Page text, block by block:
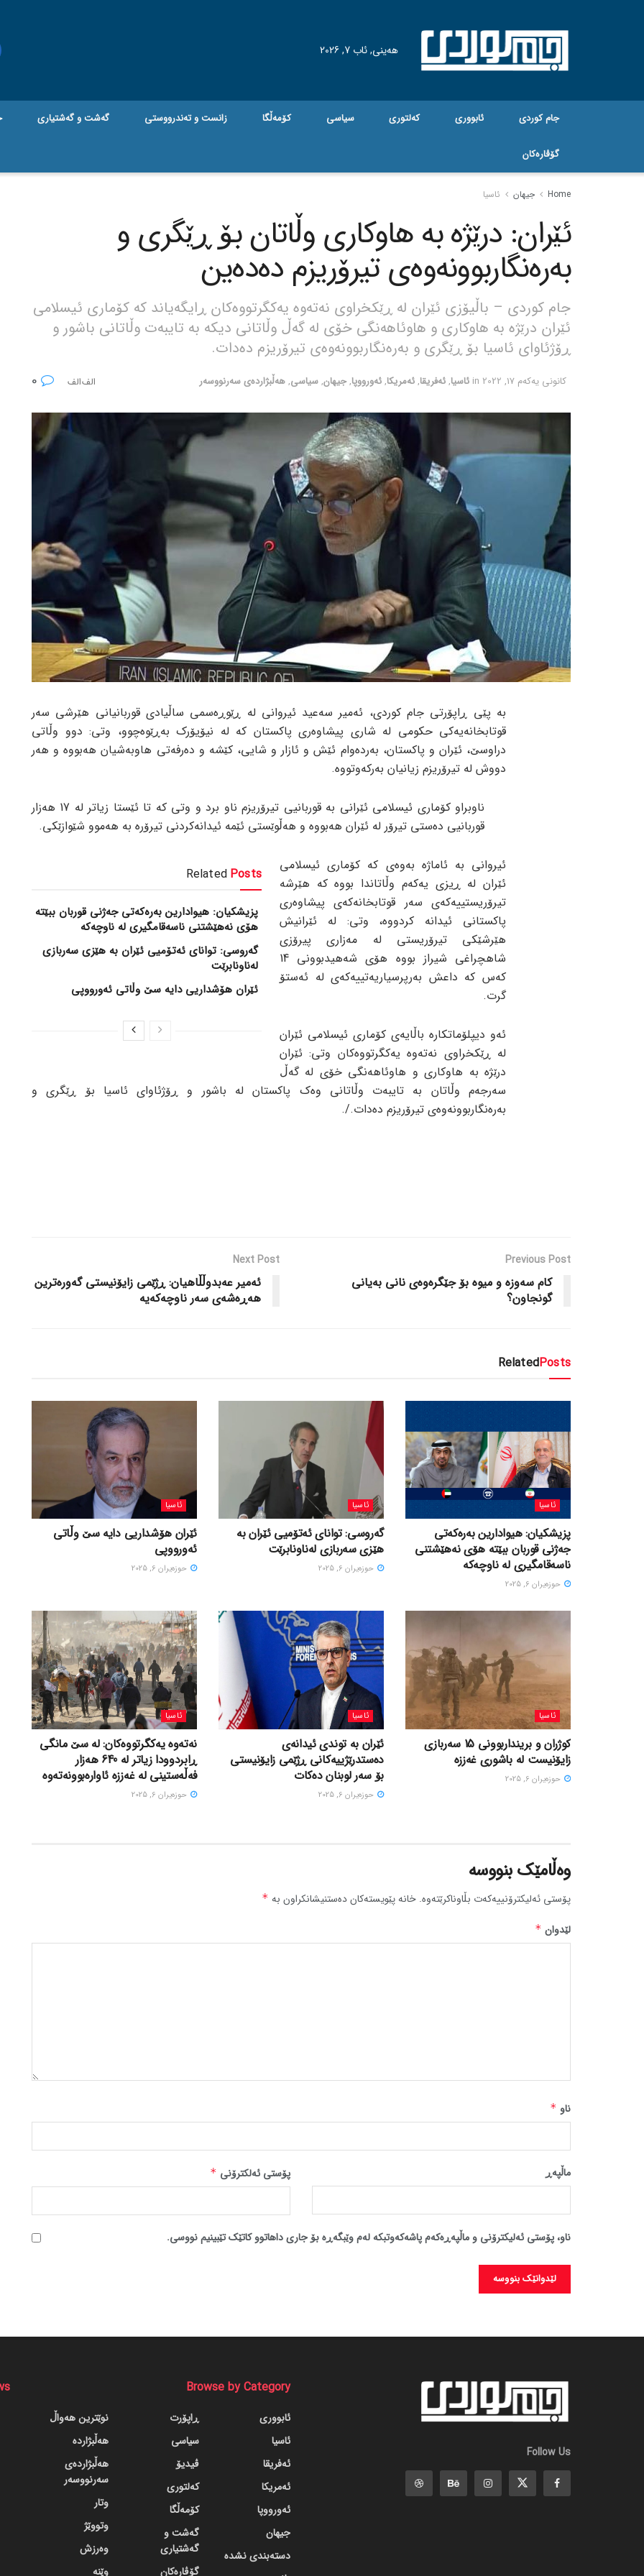
هه‌ینی, ئاب 7, 2026
جام کوردی ئابووری کەلتوری سیاسی کۆمەڵگا زانست و تەندرووستی گه‌شت و گه‌شتیاری
گۆڤاره‌کان
Home جیهان ئاسیا
ئێران: درێژە بە هاوکاری وڵاتان بۆ ڕێگری و
بەرەنگاربوونەوەی تیرۆریزم دەدەین
جام کوردی – باڵیۆزی ئێران لە ڕێکخراوی نەتەوە یەکگرتووەکان ڕایگەیاند کە کۆماری ئیسلامی
ئێران درێژە بە هاوکاری و هاوئاهەنگی خۆی لە گەڵ وڵاتانی دیکە بە تایبەت وڵاتانی باشور و
ڕۆژئاوای ئاسیا بۆ ڕێگری و بەرەنگاربوونەوەی تیرۆریزم دەدات.
كانونی یه‌كه‌م 17, 2022 in ئاسیا,ئەفریقا,ئەمریکا,ئەورووپا,جیهان,سیاسی,هەڵبژاردەی سەرنووسەر
بە پێی ڕاپۆرتی جام کوردی، ئەمیر سەعید ئیروانی لە ڕێوڕەسمی ساڵیادی قوربانیانی هێرشی سەر
قوتابخانەیەکی حکومی لە شاری پیشاوەری پاکستان کە لە نیۆیۆرک بەڕێوەچوو، وتی: دوو وڵاتی
دراوسێ، ئێران و پاکستان، بەردەوام ئێش و ئازار و شایی، کێشە و دەرفەتی هاوبەشیان هەبووە و هەر
دووش لە تیرۆریزم زیانیان بەرکەوتووە.
ناوبراو کۆماری ئیسلامی ئێرانی بە قوربانیی تیرۆریزم ناو برد و وتی کە تا ئێستا زیاتر لە 17 هەزار
قوربانیی دەستی تیرۆر لە ئێران هەبووە و هەڵوێستی ئێمە ئیدانەکردنی تیرۆرە بە هەموو شێوازێکی.
Related Posts
پزیشکیان: هیوادارین بەرەکەتی جەژنی قوربان ببێتە
هۆی نەهێشتنی ناسەقامگیری لە ناوچەکە
گەروسی: توانای ئەتۆمیی ئێران بە هێزی سەربازی
لەناونابرێت
ئێران هۆشداریی دایە سێ وڵاتی ئەورووپی
ئیروانی بە ئاماژە بەوەی کە کۆماری ئیسلامی
ئێران لە ڕیزی یەکەم وڵاتاندا بووە کە هێرشە
تیرۆریستییەکەی سەر قوتابخانەکەی پیشاوەری
پاکستانی ئیدانە کردووە، وتی: لە ئێرانیش
هێرشێکی تیرۆریستی لە مەزاری پیرۆزی
شاهچراغی شیراز بووە هۆی شەهیدبوونی 14
کەس کە داعش بەرپرسیاریەتییەکەی لە ئەستۆ
گرت.
ئەو دیپلۆماتکارە باڵایەی کۆماری ئیسلامی ئێران
لە ڕێکخراوی نەتەوە یەکگرتووەکان وتی: ئێران
درێژە بە هاوکاری و هاوئاهەنگی خۆی لە گەڵ
سەرجەم وڵاتان بە تایبەت وڵاتانی وەک پاکستان لە باشور و ڕۆژئاوای ئاسیا بۆ ڕێگری و
بەرەنگاربوونەوەی تیرۆریزم دەدات./.
Previous Post
کام سەوزە و میوە بۆ جێگرەوەی نانی بەیانی
گونجاون؟
Next Post
ئەمیر عەبدوڵڵاهیان: ڕژێمی زایۆنیستی گەورەترین
هەڕەشەی سەر ناوچەکەیە
RelatedPosts
ئاسیا
پزیشکیان: هیوادارین بەرەکەتی
جەژنی قوربان ببێتە هۆی نەهێشتنی
ناسەقامگیری لە ناوچەکە
حوزه‌یران 6, 2025
ئاسیا
گەروسی: توانای ئەتۆمیی ئێران بە
هێزی سەربازی لەناونابرێت
حوزه‌یران 6, 2025
ئاسیا
ئێران هۆشداریی دایە سێ وڵاتی
ئەورووپی
حوزه‌یران 6, 2025
ئاسیا
کوژران و برینداربوونی 15 سەربازی
زایۆنیست لە باشوری غەززە
حوزه‌یران 6, 2025
ئاسیا
ئێران بە توندی ئیدانەی
دەستدرێژییەکانی ڕژێمی زایۆنیستی
بۆ سەر لوبنان دەکات
حوزه‌یران 6, 2025
ئاسیا
نەتەوە یەکگرتووەکان: لە سێ مانگی
ڕابردوودا زیاتر لە 640 هەزار
فەڵەستینی لە غەززە ئاوارەبوونەتەوە
حوزه‌یران 6, 2025
وەڵامێک بنووسە
پۆستی ئەلیکترۆنییەکەت بڵاوناکرێتەوە. خانە پێویستەکان دەستنیشانکراون بە *
لێدوان *
ناو *
پۆستی ئەلکترۆنی * ماڵپه‌ڕ
ناو، پۆستی ئەلیکترۆنی و ماڵپەڕەکەم پاشەکەوتبکە لەم وێبگەڕە بۆ جاری داهاتوو کاتێک تێبینیم نووسی.
Follow Us
Browse by Category
ئابووری
ئاسیا
ئەفریقا
ئەمریکا
ئەورووپا
جیهان
دسته‌بندی نشده
ڕاپۆرت
سیاسی
ڤیدیۆ
کەلتوری
کۆمەڵگا
گه‌شت و
گه‌شتیاری
گۆڤاره‌کان
نوێترین هەواڵ
هەڵبژاردە
هەڵبژاردەی
سەرنووسەر
وتار
وتووێژ
وەرزش
وێنە